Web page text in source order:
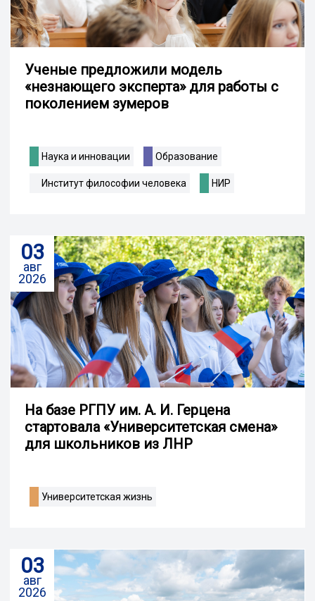
Ученые предложили модель
«незнающего эксперта» для работы с
поколением зумеров
Наука и инновации Образование
Институт философии человека НИР
03
авг
2026
На базе РГПУ им. А. И. Герцена
стартовала «Университетская смена»
для школьников из ЛНР
Университетская жизнь
03
авг
2026